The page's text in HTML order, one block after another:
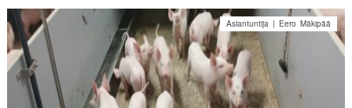
Asiantuntija | Eero Mäkipää